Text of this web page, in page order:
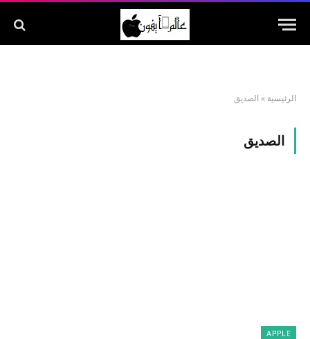
الرئيسية » الصديق
الصديق
APPLE